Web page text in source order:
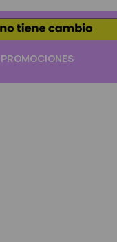
PROMOCIONES